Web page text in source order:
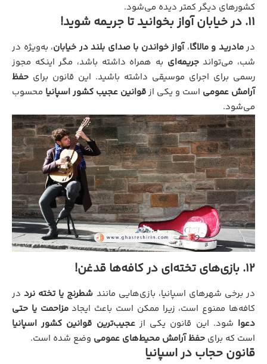
کشورهای دیگر کمتر دیده می‌شود.
11. در خیابان آواز بخوانید تا جریمه شوید!
درمادرید و مالاگا،آواز خواندن با صدای بلند در خیابان، به‌ویژه در
شب، می‌تواندجریمه‌ای به همراه داشته باشد، مگر اینکه مجوز
رسمی برای اجرای موسیقی داشته باشید. این قانون برای حفظ
آرامش عمومی است و یکی ازقوانین عجیب کشور اسپانیا محسوب
می‌شود.
12. بازی‌های تخته‌ای در کافه‌ها قدغن!
در برخی شهرهای اسپانیا، بازی‌هایی مانند شطرنج یا تخته نرددر
کافه‌ها ممنوع است، زیرا ممکن است باعث ایجادمزاحمت یا حتی
دعوا شود. این قانون یکی ازعجیب‌ترین قوانین کشور اسپانیا
است که برای حفظ آرامش محیط‌های عمومی وضع شده است.
قانون حجاب در اسپانیا